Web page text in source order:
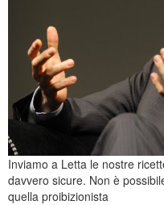
Inviamo a Letta le nostre
davvero sicure. Non è
quella proibizionista